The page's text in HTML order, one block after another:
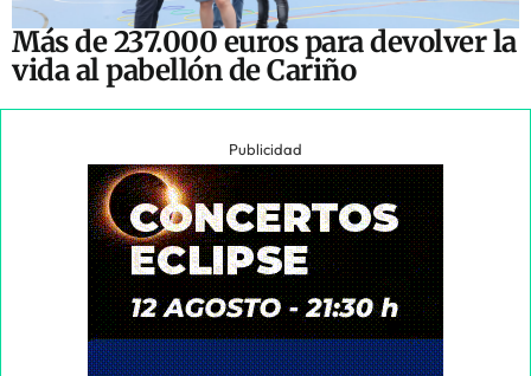
Más de 237.000 euros para devolver la
vida al pabellón de Cariño
Publicidad